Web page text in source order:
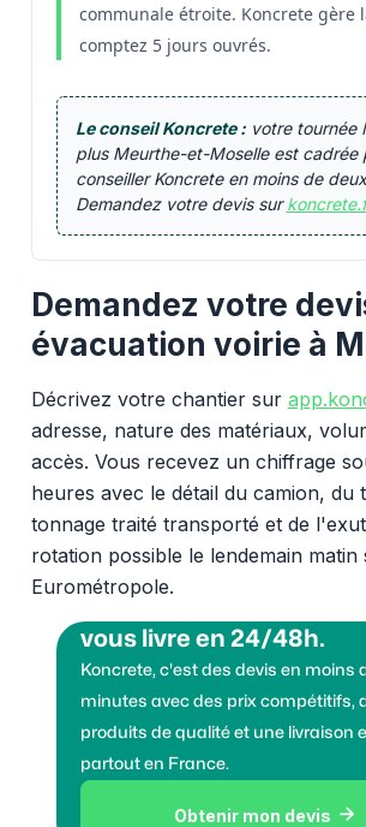
communale étroite. Koncrete gère
comptez 5 jours ouvrés.
Le conseil Koncrete :votre tournée
plus Meurthe-et-Moselle est cadrée
conseiller Koncrete en moins de
Demandez votre devis sur
Demandez votre
évacuation voirie à
Décrivez votre chantier sur
adresse, nature des matériaux,
accès. Vous recevez un chiffrage
heures avec le détail du camion, du
tonnage traité transporté et de
rotation possible le lendemain
Eurométropole.
vous livre en 24/48h.
Koncrete, c'est des devis en moins
minutes avec des prix compétitifs,
produits de qualité et une livraison
partout en France.
Obtenir mon devis 